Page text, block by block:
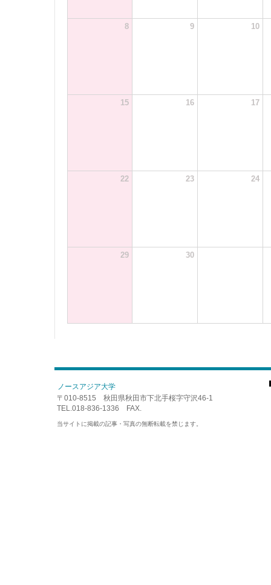
8 9 10
15 16 17
22 23 24
29 30
ノースアジア大学
〒010-8515 秋田県秋田市下北手桜字守沢46-1
TEL.018-836-1336 FAX.
当サイトに掲載の記事・写真の無断転載を禁じます。